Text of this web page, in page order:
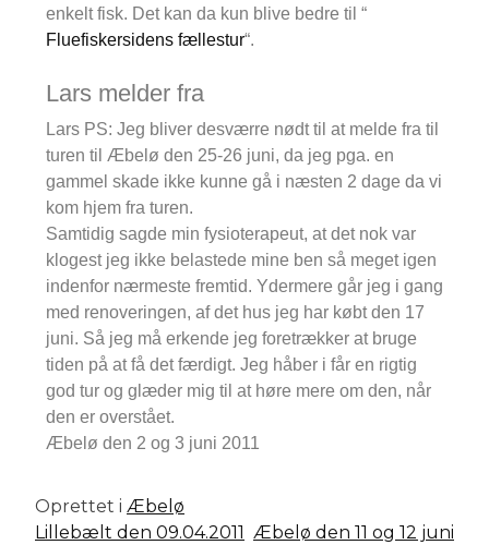
enkelt fisk. Det kan da kun blive bedre til “
Fluefiskersidens fællestur“.
Lars melder fra
Lars PS: Jeg bliver desværre nødt til at melde fra til
turen til Æbelø den 25-26 juni, da jeg pga. en
gammel skade ikke kunne gå i næsten 2 dage da vi
kom hjem fra turen.
Samtidig sagde min fysioterapeut, at det nok var
klogest jeg ikke belastede mine ben så meget igen
indenfor nærmeste fremtid. Ydermere går jeg i gang
med renoveringen, af det hus jeg har købt den 17
juni. Så jeg må erkende jeg foretrækker at bruge
tiden på at få det færdigt. Jeg håber i får en rigtig
god tur og glæder mig til at høre mere om den, når
den er overstået.
Æbelø den 2 og 3 juni 2011
Oprettet i Æbelø
Lillebælt den 09.04.2011 Æbelø den 11 og 12 juni